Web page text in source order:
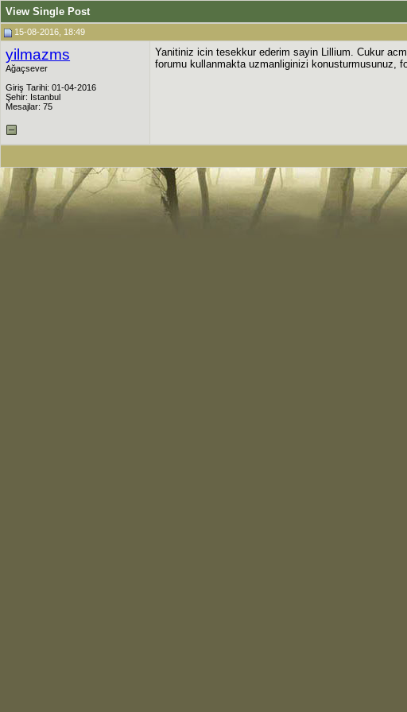
View Single Post
15-08-2016, 18:49
yilmazms
Ağaçsever
Giriş Tarihi: 01-04-2016
Şehir: Istanbul
Mesajlar: 75
Yanitiniz icin tesekkur ederim sayin Lillium. Cukur
forumu kullanmakta uzmanliginizi konusturmusunuz,